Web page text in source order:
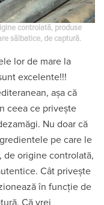
controlată, produse
sălbatice, de captură.
lor de mare la
excelente!!!
așa că
ceea ce privește
Nu doar că
pe care le
de origine controlată,
Cât privește
în funcție de
Că vrei